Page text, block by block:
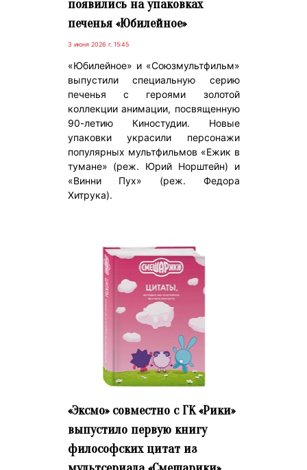
появились на упаковках
печенья «Юбилейное»
3 июня 2026 г. 15:45
«Юбилейное» и «Союзмультфильм»
выпустили специальную серию
печенья с героями золотой
коллекции анимации, посвященную
90-летию Киностудии. Новые
упаковки украсили персонажи
популярных мультфильмов «Ежик в
тумане» (реж. Юрий Норштейн) и
«Винни Пух» (реж. Федора
Хитрука).
«Эксмо» совместно с ГК «Рики»
выпустило первую книгу
философских цитат из